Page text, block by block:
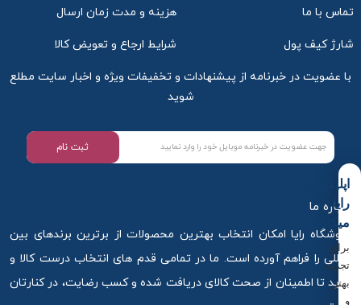
تماس با ما هزینه و مدت زمان ارسال
شارژ کیف پول شرایط ارجاع و تعویض کالا
با عضویت در خبرنامه از پیشنهادات و تخفیفات ویژه و اخبار سایت مطلع
شوید
ثبت نام
درباره ما
فروشگاه رایا امکان انتخاب بهترین محصولات از برترین برندهای بین
المللی را فراهم آورده است. ما در تمامی قدم های انتخاب درست کالا و
خرید تا اطمینان از صحت کالای دریافت شده و کسب رضایت، در کنارتان
اپلیکیشن
رایا
میکاپ
برای
تجربه
بهتر
و